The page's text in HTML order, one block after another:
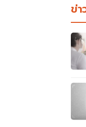
ข่